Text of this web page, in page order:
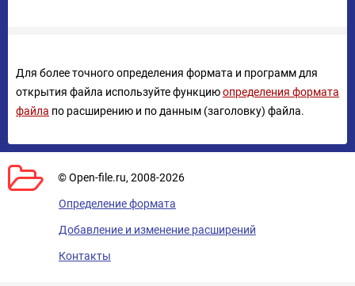
Для более точного определения формата и программ для
открытия файла используйте функциюопределения формата
файла по расширению и по данным (заголовку) файла.
© Open-file.ru, 2008-2026
Определение формата
Добавление и изменение расширений
Контакты